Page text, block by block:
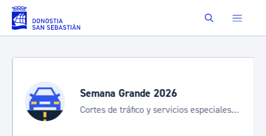
Saltar al contenido principal Buscar
Semana Grande 2026
Cortes de tráfico y servicios especiales